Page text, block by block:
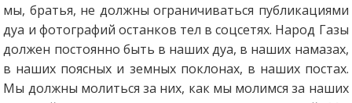
мы, братья, не должны ограничиваться публикациями
дуа и фотографий останков тел в соцсетях. Народ Газы
должен постоянно быть в наших дуа, в наших намазах,
в наших поясных и земных поклонах, в наших постах.
Мы должны молиться за них, как мы молимся за наших